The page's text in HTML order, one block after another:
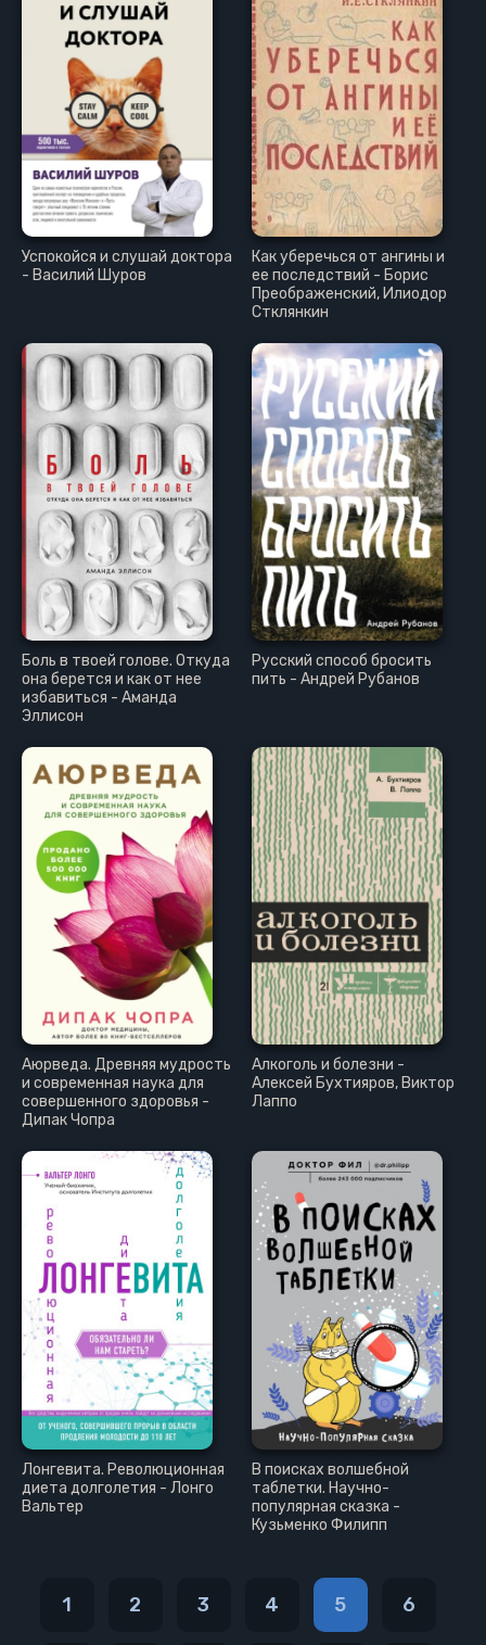
Успокойся и слушай доктора
- Василий Шуров
Как уберечься от ангины и
ее последствий - Борис
Преображенский, Илиодор
Стклянкин
Боль в твоей голове. Откуда
она берется и как от нее
избавиться - Аманда
Эллисон
Русский способ бросить
пить - Андрей Рубанов
Аюрведа. Древняя мудрость
и современная наука для
совершенного здоровья -
Дипак Чопра
Алкоголь и болезни -
Алексей Бухтияров, Виктор
Лаппо
Лонгевита. Революционная
диета долголетия - Лонго
Вальтер
В поисках волшебной
таблетки. Научно-
популярная сказка -
Кузьменко Филипп
1 2 3 4 5 6